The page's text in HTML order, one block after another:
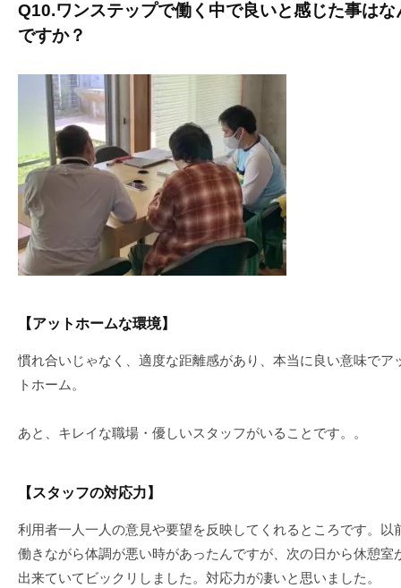
Q10.ワンステップで働く中で良いと感じた事はな
ですか？
【アットホームな環境】
慣れ合いじゃなく、適度な距離感があり、本当に良い意味でア
トホーム。
あと、キレイな職場・優しいスタッフがいることです。。
【スタッフの対応力】
利用者一人一人の意見や要望を反映してくれるところです。以
働きながら体調が悪い時があったんですが、次の日から休憩室
出来ていてビックリしました。対応力が凄いと思いました。